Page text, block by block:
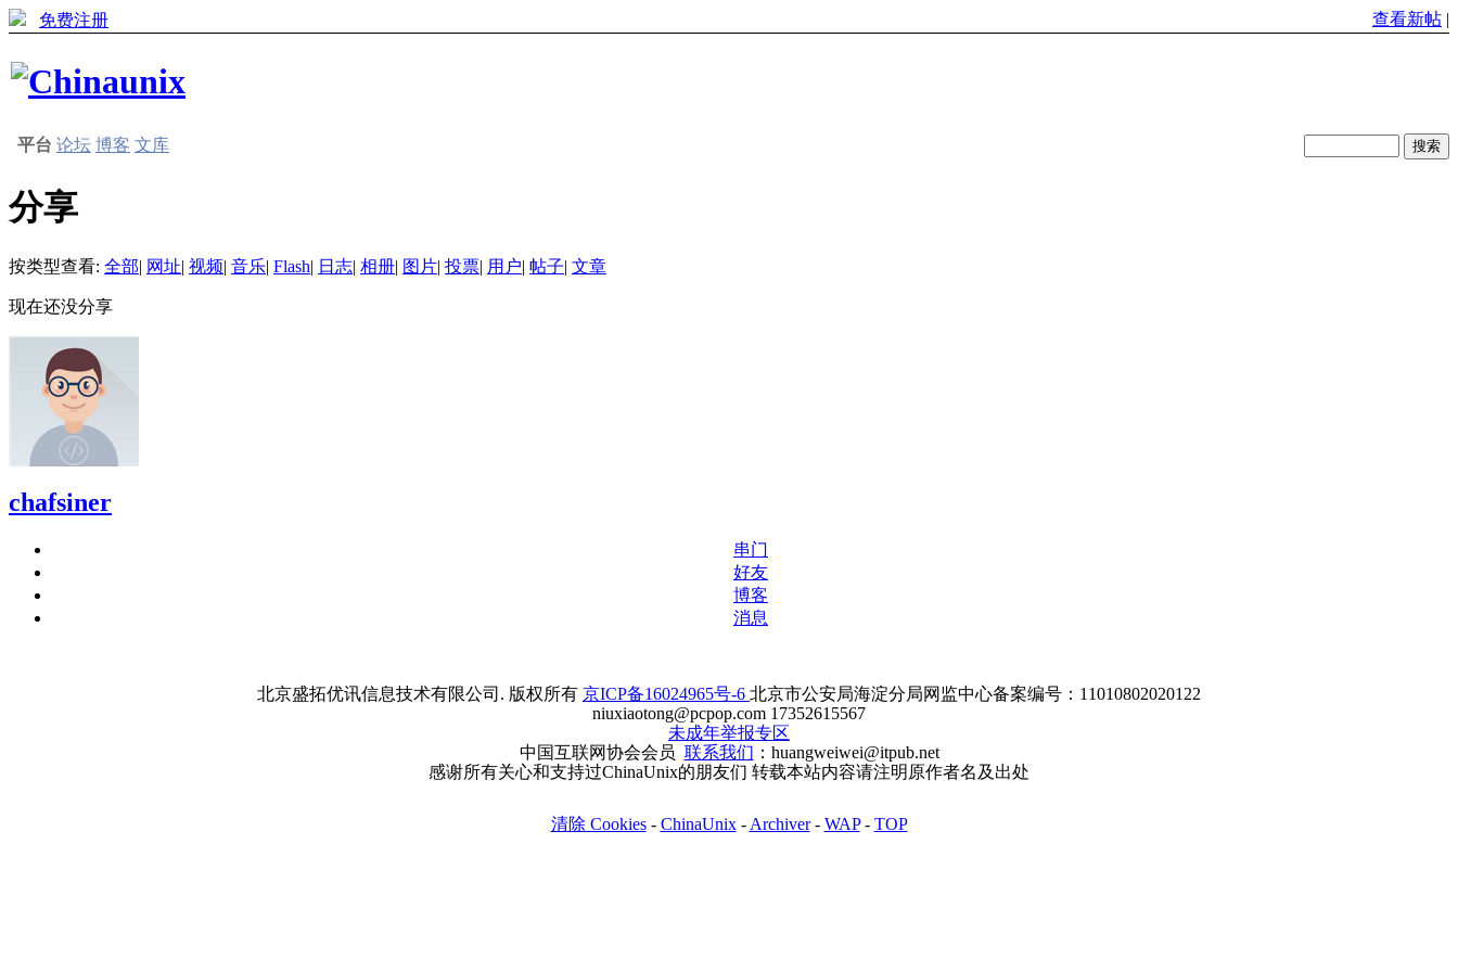
免费注册 查看新帖 |
平台 论坛 博客 文库
分享
按类型查看: 全部| 网址| 视频| 音乐| Flash| 日志| 相册| 图片| 投票| 用户| 帖子| 文章
现在还没分享
chafsiner
串门
好友
博客
消息
北京盛拓优讯信息技术有限公司. 版权所有 京ICP备16024965号-6 北京市公安局海淀分局网监中心备案编号：11010802020122
niuxiaotong@pcpop.com 17352615567
未成年举报专区
中国互联网协会会员 联系我们 ：huangweiwei@itpub.net
感谢所有关心和支持过ChinaUnix的朋友们 转载本站内容请注明原作者名及出处
清除 Cookies- ChinaUnix- Archiver- WAP- TOP